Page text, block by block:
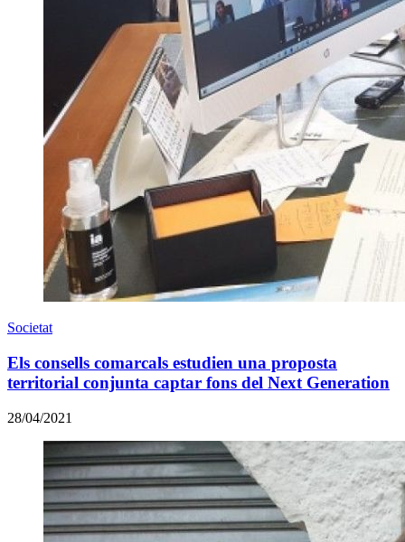
Societat
Els consells comarcals estudien una proposta
territorial conjunta captar fons del Next Generation
28/04/2021